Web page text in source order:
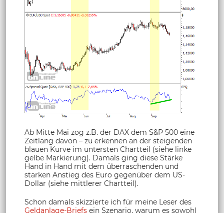
Ab Mitte Mai zog z.B. der DAX dem S&P 500 eine
Zeitlang davon – zu erkennen an der steigenden
blauen Kurve im untersten Chartteil (siehe linke
gelbe Markierung). Damals ging diese Stärke
Hand in Hand mit dem überraschenden und
starken Anstieg des Euro gegenüber dem US-
Dollar (siehe mittlerer Chartteil).
Schon damals skizzierte ich für meine Leser des
Geldanlage-Briefs ein Szenario, warum es sowohl